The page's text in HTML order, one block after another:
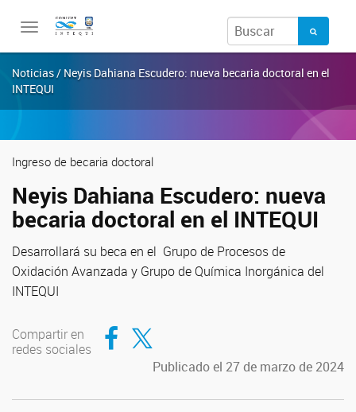
Toggle
Noticias / Neyis Dahiana Escudero: nueva becaria doctoral en el
INTEQUI
Ingreso de becaria doctoral
Neyis Dahiana Escudero: nueva
becaria doctoral en el INTEQUI
Desarrollará su beca en el Grupo de Procesos de
Oxidación Avanzada y Grupo de Química Inorgánica del
INTEQUI
Compartir en
redes sociales
Compartir en Facebook
Compartir en Twitter
Publicado el 27 de marzo de 2024